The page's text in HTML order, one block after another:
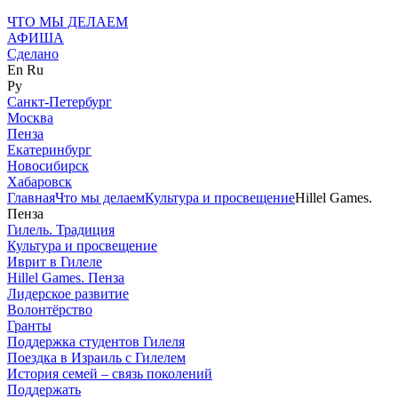
ЧТО МЫ ДЕЛАЕМ
АФИША
Сделано
En Ru
Ру
Санкт-Петербург
Москва
Пенза
Екатеринбург
Новосибирск
Хабаровск
ГлавнаяЧто мы делаемКультура и просвещениеHillel Games.
Пенза
Гилель. Традиция
Культура и просвещение
Иврит в Гилеле
Hillel Games. Пенза
Лидерское развитие
Волонтёрство
Гранты
Поддержка студентов Гилеля
Поездка в Израиль с Гилелем
История семей – связь поколений
Поддержать